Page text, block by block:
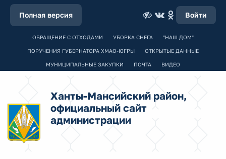
Полная версия Войти
ОБРАЩЕНИЕ С ОТХОДАМИ УБОРКА СНЕГА "НАШ ДОМ"
ПОРУЧЕНИЯ ГУБЕРНАТОРА ХМАО-ЮГРЫ ОТКРЫТЫЕ ДАННЫЕ
МУНИЦИПАЛЬНЫЕ ЗАКУПКИ ПОЧТА ВИДЕО
Ханты-Мансийский район,
официальный сайт
администрации